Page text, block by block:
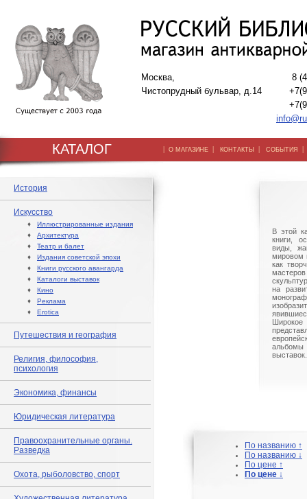
Москва,
Чистопрудный бульвар, д.14
8
КАТАЛОГ | О МАГАЗИНЕ | КОНТАКТЫ | СОБЫТИЯ
История
Искусство
♦ Иллюстрированные издания
♦ Архитектура
♦ Театр и балет
♦ Издания советской эпохи
♦ Книги русского авангарда
♦ Каталоги выставок
♦ Кино
♦ Реклама
♦ Erotica
Путешествия и география
Религия, философия,
психология
Экономика, финансы
Юридическая литература
Правоохранительные органы.
Разведка
Охота, рыболовство, спорт
В этой
книги,
виды,
мировом
как
на
выставок.
По названию ↑
По названию ↓
По цене ↑
По цене ↓